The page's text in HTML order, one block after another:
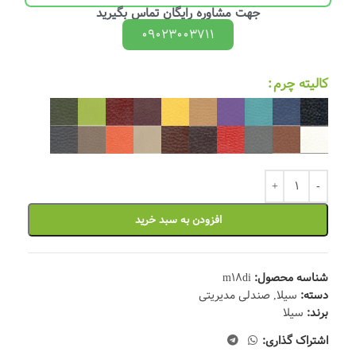
جهت مشاوره رایگان تماس بگیرید
09023003711
کالیته چرم
افزودن به سبد خرید
شناسه محصول: m18di
دسته: سیلا,صندلی مدیریتی
برند: سیلا
اشتراک گذاری: